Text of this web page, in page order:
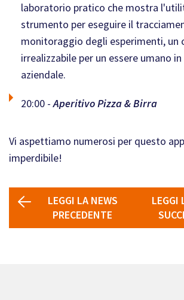
laboratorio pratico che mostra
strumento per eseguire il
monitoraggio degli esperimenti, un
irrealizzabile per un essere umano
aziendale.
20:00 - Aperitivo Pizza & Birra
Vi aspettiamo numerosi per questo
imperdibile!
LEGGI LA NEWS
PRECEDENTE
LEGGI